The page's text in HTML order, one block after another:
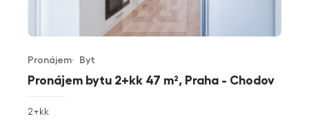
Pronájem bytu 2+kk 47 m², Praha - Chodov
Typ nabídky
Pronájem
Typ nemovitosti
Byt
rozměry
2+kk